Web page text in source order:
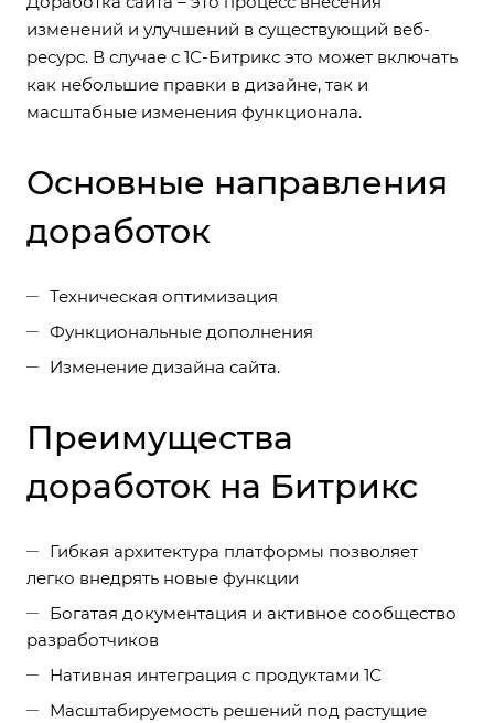
изменений и улучшений в существующий веб-
ресурс. В случае с 1С-Битрикс это может включать
как небольшие правки в дизайне, так и
масштабные изменения функционала.
Основные направления
доработок
Техническая оптимизация
Функциональные дополнения
Изменение дизайна сайта.
Преимущества
доработок на Битрикс
Гибкая архитектура платформы позволяет
легко внедрять новые функции
Богатая документация и активное сообщество
разработчиков
Нативная интеграция с продуктами 1С
Масштабируемость решений под растущие